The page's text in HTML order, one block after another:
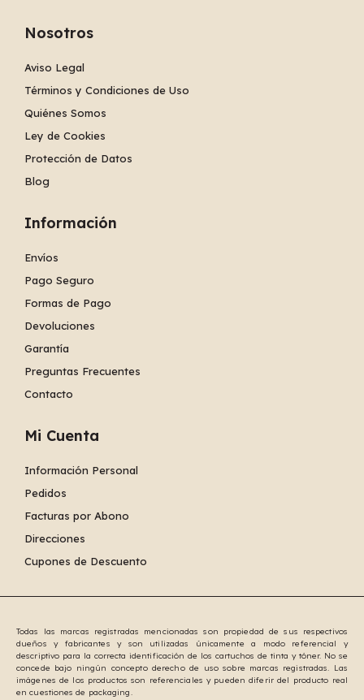
Nosotros
Aviso Legal
Términos y Condiciones de Uso
Quiénes Somos
Ley de Cookies
Protección de Datos
Blog
Información
Envíos
Pago Seguro
Formas de Pago
Devoluciones
Garantía
Preguntas Frecuentes
Contacto
Mi Cuenta
Información Personal
Pedidos
Facturas por Abono
Direcciones
Cupones de Descuento
Todas las marcas registradas mencionadas son propiedad de sus respectivos
dueños y fabricantes y son utilizadas únicamente a modo referencial y
descriptivo para la correcta identificación de los cartuchos de tinta y tóner. No se
concede bajo ningún concepto derecho de uso sobre marcas registradas. Las
imágenes de los productos son referenciales y pueden diferir del producto real
en cuestiones de packaging.